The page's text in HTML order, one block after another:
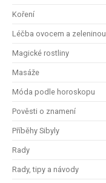
Koření
Léčba ovocem a zeleninou
Magické rostliny
Masáže
Móda podle horoskopu
Pověsti o znamení
Příběhy Sibyly
Rady
Rady, tipy a návody